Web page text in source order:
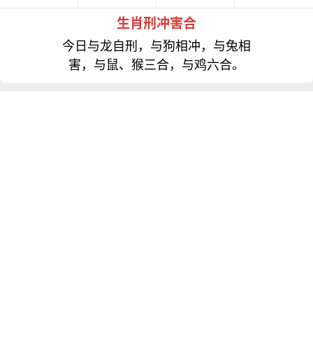
生肖刑冲害合
今日与龙自刑，与狗相冲，与兔相
害，与鼠、猴三合，与鸡六合。